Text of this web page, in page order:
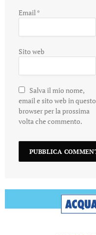
Email*
Sito web
Salva il mio nome,
email e sito web in questo
browser per la prossima
volta che commento.